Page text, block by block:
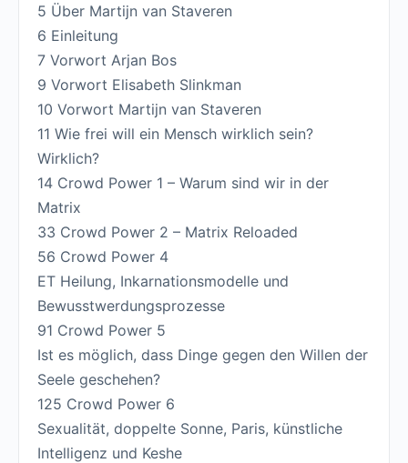
5 Über Martijn van Staveren
6 Einleitung
7 Vorwort Arjan Bos
9 Vorwort Elisabeth Slinkman
10 Vorwort Martijn van Staveren
11 Wie frei will ein Mensch wirklich sein?
Wirklich?
14 Crowd Power 1 – Warum sind wir in der
Matrix
33 Crowd Power 2 – Matrix Reloaded
56 Crowd Power 4
ET Heilung, Inkarnationsmodelle und
Bewusstwerdungsprozesse
91 Crowd Power 5
Ist es möglich, dass Dinge gegen den Willen der
Seele geschehen?
125 Crowd Power 6
Sexualität, doppelte Sonne, Paris, künstliche
Intelligenz und Keshe